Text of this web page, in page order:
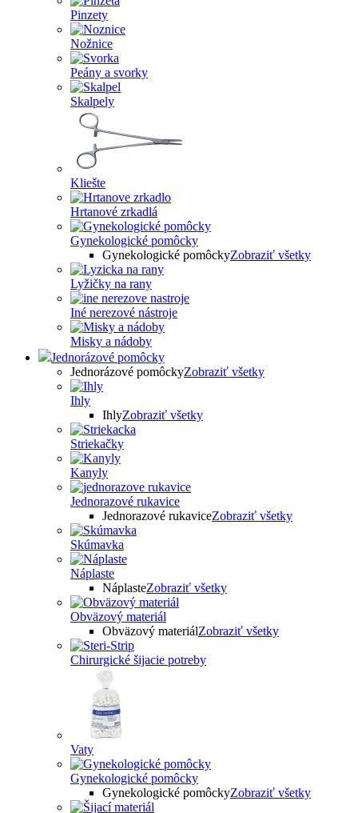
Pinzety
Nožnice
Peány a svorky
Skalpely
Kliešte
Hrtanové zrkadlá
Gynekologické pomôcky
Gynekologické pomôckyZobraziť všetky
Lyžičky na rany
Iné nerezové nástroje
Misky a nádoby
Jednorázové pomôcky
Jednorázové pomôckyZobraziť všetky
Ihly
IhlyZobraziť všetky
Striekačky
Kanyly
Jednorazové rukavice
Jednorazové rukaviceZobraziť všetky
Skúmavka
Náplaste
NáplasteZobraziť všetky
Obväzový materiál
Obväzový materiálZobraziť všetky
Chirurgické šijacie potreby
Vaty
Gynekologické pomôcky
Gynekologické pomôckyZobraziť všetky